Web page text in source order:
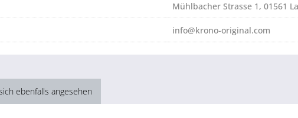
Mühlbacher Strasse 1, 01561
info@krono-original.com
ebenfalls angesehen